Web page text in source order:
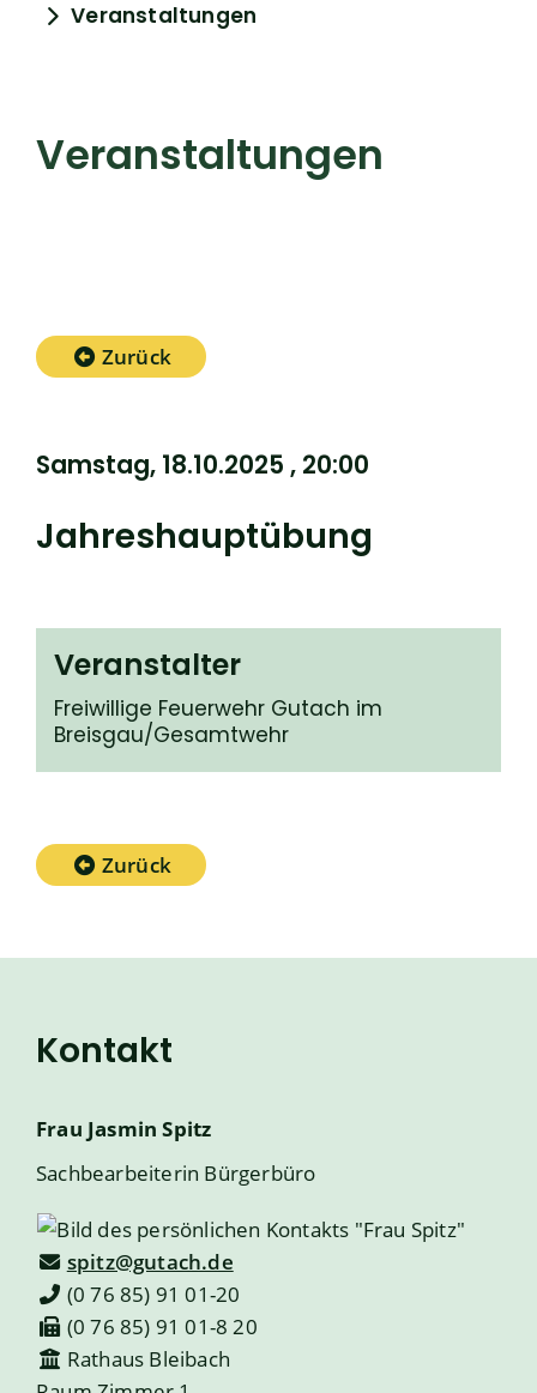
Veranstaltungen
Veranstaltungen
Zurück
Samstag, 18.10.2025 , 20:00
Jahreshauptübung
Veranstalter
Freiwillige Feuerwehr Gutach im
Breisgau/Gesamtwehr
Zurück
Kontakt
Frau Jasmin Spitz
Sachbearbeiterin Bürgerbüro
spitz@gutach.de
(0 76 85) 91 01-20
(0 76 85) 91 01-8 20
Rathaus Bleibach